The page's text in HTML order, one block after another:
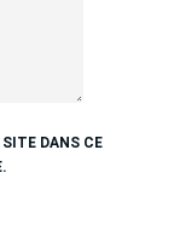
DANS CE